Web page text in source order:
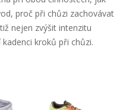
proč při chůzi zachovávat
nejen zvýšit intenzitu
kroků při chůzi.